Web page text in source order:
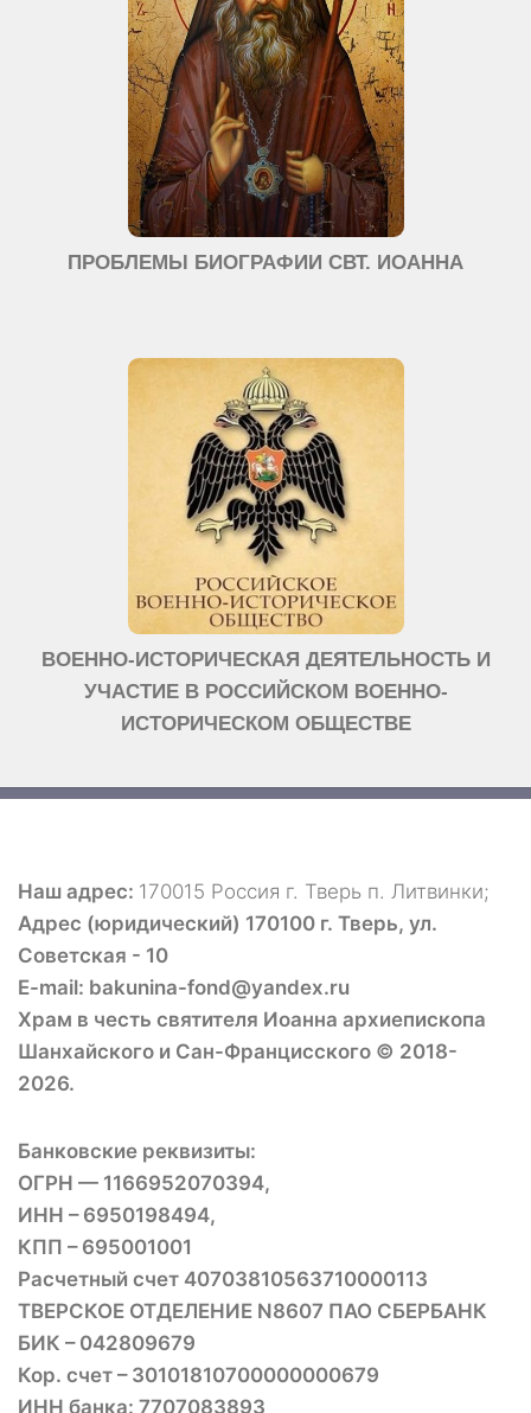
ПРОБЛЕМЫ БИОГРАФИИ СВТ. ИОАННА
ВОЕННО-ИСТОРИЧЕСКАЯ ДЕЯТЕЛЬНОСТЬ И
УЧАСТИЕ В РОССИЙСКОМ ВОЕННО-
ИСТОРИЧЕСКОМ ОБЩЕСТВЕ
Наш адрес: 170015 Россия г. Тверь п. Литвинки;
Адрес (юридический) 170100 г. Тверь, ул.
Советская - 10
E-mail: bakunina-fond@yandex.ru
Храм в честь святителя Иоанна архиепископа
Шанхайского и Сан-Францисского © 2018-
2026.
Банковские реквизиты:
ОГРН — 1166952070394,
ИНН – 6950198494,
КПП – 695001001
Расчетный счет 40703810563710000113
ТВЕРСКОЕ ОТДЕЛЕНИЕ N8607 ПАО СБЕРБАНК
БИК – 042809679
Кор. счет – 30101810700000000679
ИНН банка: 7707083893